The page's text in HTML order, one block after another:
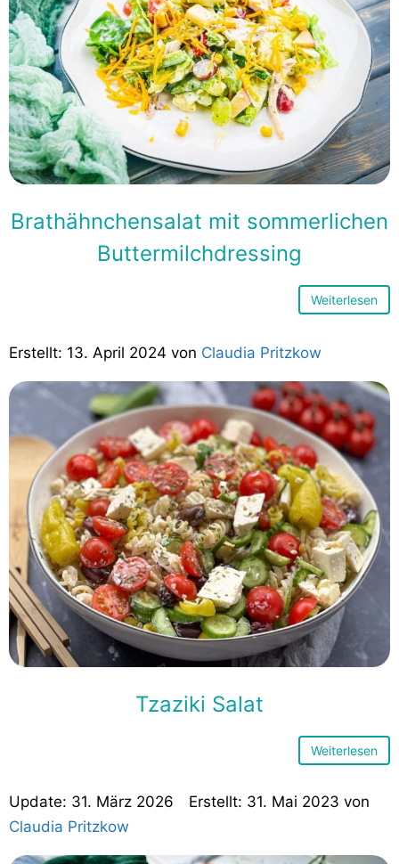
Brathähnchensalat mit sommerlichen
Buttermilchdressing
Weiterlesen
13. April 2024 von Claudia Pritzkow
Tzaziki Salat
Weiterlesen
31. März 2026 31. Mai 2023 von
Claudia Pritzkow